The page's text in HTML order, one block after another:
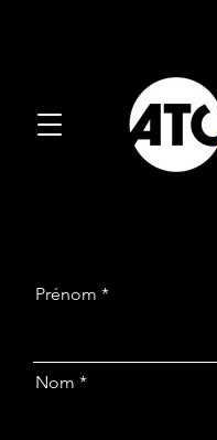
Prénom
Nom